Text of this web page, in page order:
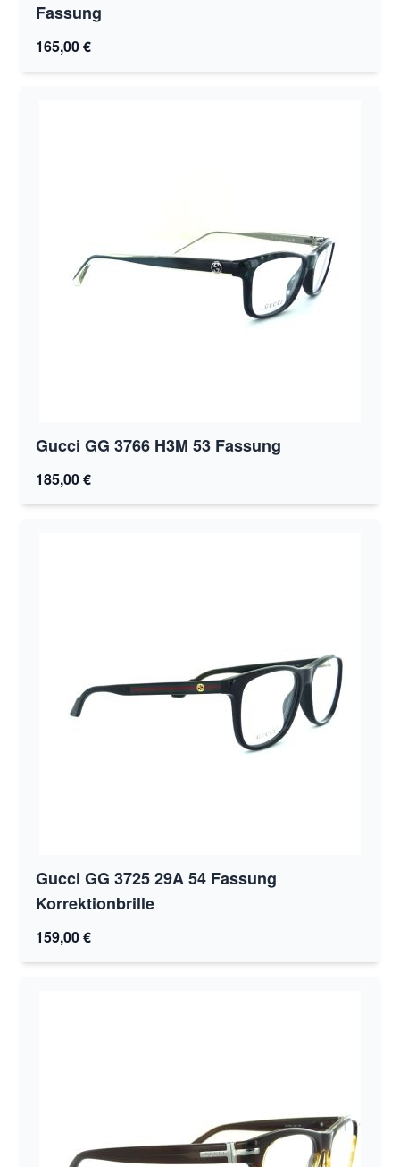
Fassung
165,00 €
Gucci GG 3766 H3M 53 Fassung
185,00 €
Gucci GG 3725 29A 54 Fassung
Korrektionbrille
159,00 €